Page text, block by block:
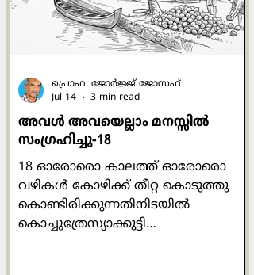
ഓര്‍മ്മക്കുറിപ്പുകളാണ് ഈ ഗ്രന്ഥം
എന്നു പറയാം. ഇതില്‍ എഴുത്തുകാരി
തന്‍റെ അമ്മയായ മേരി റോയിയു
അവള്‍ അവയെല്ലാം മനസ്സില്‍
സംഗ്രഹിച്ചു-18
18 ഓരോരൊ കാലത്ത് ഓരോരൊ
വഴികള്‍ കോഴിക്ക് തീറ്റ കൊടുത്തു
കൊണ്ടിരിക്കുന്നതിനിടയില്‍
കൊച്ചുത്രേസ്യാക്കുട്ടി
പ്രൊഫ. ജോര്‍ജ്ജ് ജോസഫ്
Jul 14
3 min read